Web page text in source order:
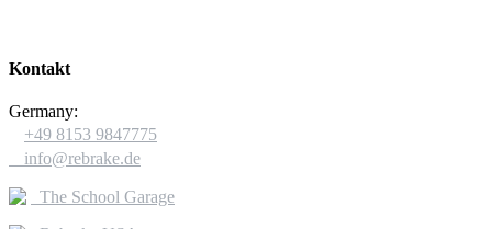
Kontakt
Germany:
+49 8153 9847775
info@rebrake.de
The School Garage